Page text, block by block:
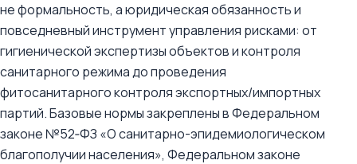
не формальность, а юридическая обязанность и
повседневный инструмент управления рисками: от
гигиенической экспертизы объектов и контроля
санитарного режима до проведения
фитосанитарного контроля экспортных/импортных
партий. Базовые нормы закреплены в Федеральном
законе №52‑ФЗ «О санитарно-эпидемиологическом
благополучии населения», Федеральном законе